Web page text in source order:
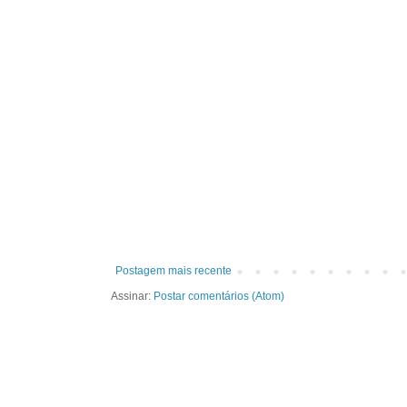
Postagem mais recente
Assinar: Postar comentários (Atom)